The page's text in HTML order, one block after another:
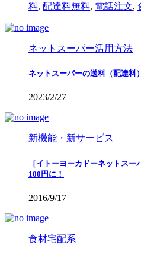
料, 配達料無料, 電話注文,
ネットスーパー活用方法
ネットスーパーの送料（配達料
2023/2/27
新機能・新サービス
［イトーヨーカドーネットス
100円に！
2016/9/17
食材宅配系